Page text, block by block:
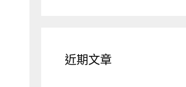
近期文章